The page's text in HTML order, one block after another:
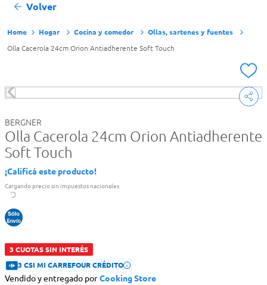
Volver
Hogar Cocina y comedor Ollas, sartenes y fuentes
Olla Cacerola 24cm Orion Antiadherente Soft Touch
BERGNER
Olla Cacerola 24cm Orion Antiadherente
Soft Touch
¡Calificá este producto!
Cargando precio sin impuestos nacionales
3 CUOTAS SIN INTERÉS
3 CSI MI CARREFOUR CRÉDITO
Vendido y entregado por Cooking Store
Yerba
Cerveza
Doves